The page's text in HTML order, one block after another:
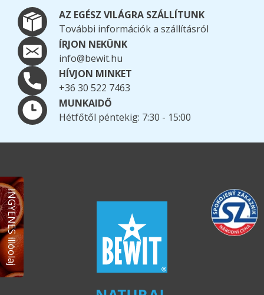
INGYENES illóolaj
AZ EGÉSZ VILÁGRA SZÁLLÍTUNK
További információk a szállításról
ÍRJON NEKÜNK
info@bewit.hu
HÍVJON MINKET
+36 30 522 7463
MUNKAIDŐ
Hétfőtől péntekig: 7:30 - 15:00